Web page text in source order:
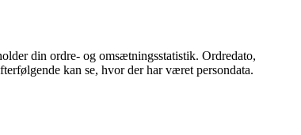
din ordre- og omsætningsstatistik. Ordredato,
kan se, hvor der har været persondata.